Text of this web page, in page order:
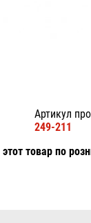
Артикул
249-211
товар по